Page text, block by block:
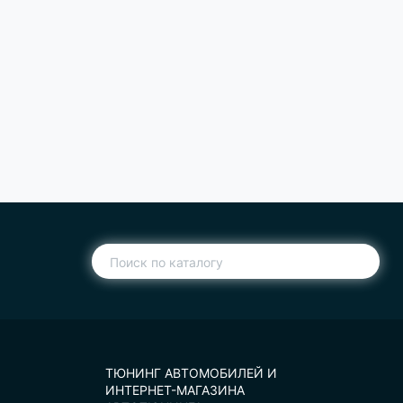
ТЮНИНГ АВТОМОБИЛЕЙ И
ИНТЕРНЕТ-МАГАЗИНА